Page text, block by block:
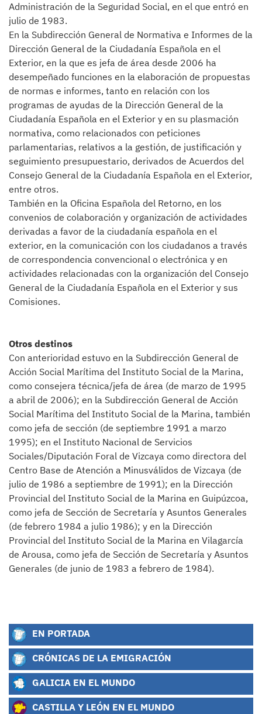
Administración de la Seguridad Social, en el que entró en
julio de 1983.
En la Subdirección General de Normativa e Informes de la
Dirección General de la Ciudadanía Española en el
Exterior, en la que es jefa de área desde 2006 ha
desempeñado funciones en la elaboración de propuestas
de normas e informes, tanto en relación con los
programas de ayudas de la Dirección General de la
Ciudadanía Española en el Exterior y en su plasmación
normativa, como relacionados con peticiones
parlamentarias, relativos a la gestión, de justificación y
seguimiento presupuestario, derivados de Acuerdos del
Consejo General de la Ciudadanía Española en el Exterior,
entre otros.
También en la Oficina Española del Retorno, en los
convenios de colaboración y organización de actividades
derivadas a favor de la ciudadanía española en el
exterior, en la comunicación con los ciudadanos a través
de correspondencia convencional o electrónica y en
actividades relacionadas con la organización del Consejo
General de la Ciudadanía Española en el Exterior y sus
Comisiones.
Otros destinos
Con anterioridad estuvo en la Subdirección General de
Acción Social Marítima del Instituto Social de la Marina,
como consejera técnica/jefa de área (de marzo de 1995
a abril de 2006); en la Subdirección General de Acción
Social Marítima del Instituto Social de la Marina, también
como jefa de sección (de septiembre 1991 a marzo
1995); en el Instituto Nacional de Servicios
Sociales/Diputación Foral de Vizcaya como directora del
Centro Base de Atención a Minusválidos de Vizcaya (de
julio de 1986 a septiembre de 1991); en la Dirección
Provincial del Instituto Social de la Marina en Guipúzcoa,
como jefa de Sección de Secretaría y Asuntos Generales
(de febrero 1984 a julio 1986); y en la Dirección
Provincial del Instituto Social de la Marina en Vilagarcía
de Arousa, como jefa de Sección de Secretaría y Asuntos
Generales (de junio de 1983 a febrero de 1984).
EN PORTADA
CRÓNICAS DE LA EMIGRACIÓN
GALICIA EN EL MUNDO
CASTILLA Y LEÓN EN EL MUNDO